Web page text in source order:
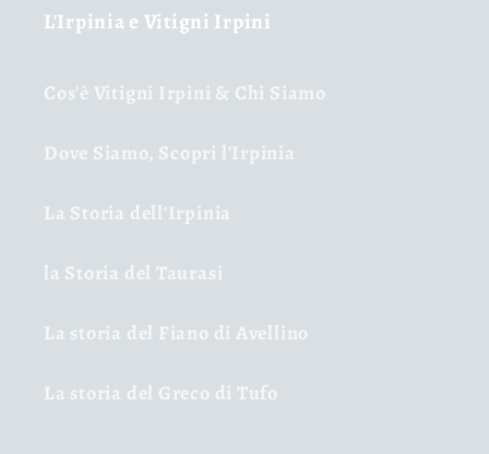
L'Irpinia e Vitigni Irpini
Cos'è Vitigni Irpini & Chi Siamo
Dove Siamo, Scopri l'Irpinia
La Storia dell'Irpinia
la Storia del Taurasi
La storia del Fiano di Avellino
La storia del Greco di Tufo